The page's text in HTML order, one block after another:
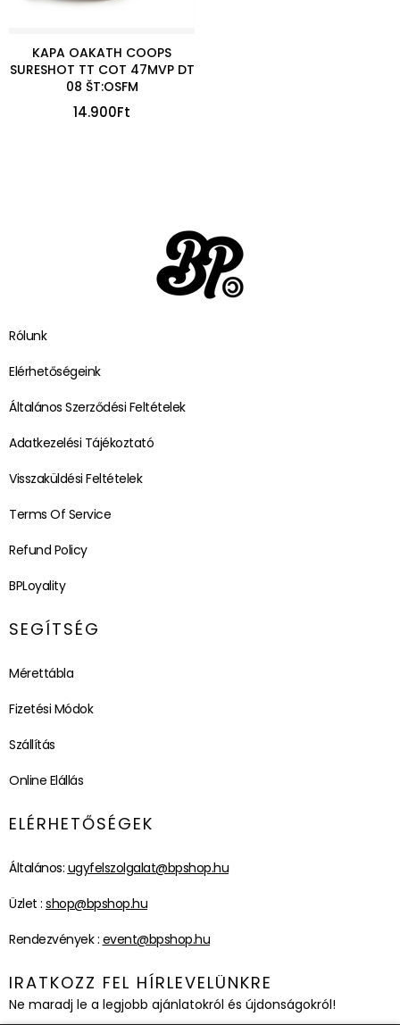
KAPA OAKATH COOPS
SURESHOT TT COT 47MVP DT
08 ŠT:OSFM
14.900Ft
Rólunk
Elérhetőségeink
Általános Szerződési Feltételek
Adatkezelési Tájékoztató
Visszaküldési Feltételek
Terms Of Service
Refund Policy
BPLoyality
SEGÍTSÉG
Mérettábla
Fizetési Módok
Szállítás
Online Elállás
ELÉRHETŐSÉGEK
Általános: ugyfelszolgalat@bpshop.hu
Üzlet : shop@bpshop.hu
Rendezvények : event@bpshop.hu
IRATKOZZ FEL HÍRLEVELÜNKRE
Ne maradj le a legjobb ajánlatokról és újdonságokról!